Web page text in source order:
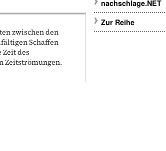
zwischen den
Schaffen
des
Zeitströmungen.
nachschlage.NET
Zur Reihe